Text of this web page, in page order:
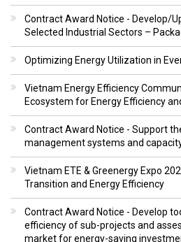
Contract Award Notice - Develop/
Selected Industrial Sectors –
Optimizing Energy Utilization in
Vietnam Energy Efficiency
Ecosystem for Energy Efficiency
Contract Award Notice - Support
management systems and
Vietnam ETE & Greenergy Expo
Transition and Energy Efficiency
Contract Award Notice - Develop
efficiency of sub-projects and
market for energy-saving